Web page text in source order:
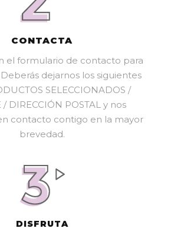
CONTACTA
el formulario de contacto para
dejarnos los siguientes
SELECCIONADOS /
/ DIRECCIÓN POSTAL y nos
contacto contigo en la mayor
brevedad.
DISFRUTA